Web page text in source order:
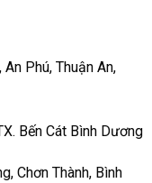
Phú, Thuận An,
Bến Cát Bình Dương
Chơn Thành, Bình